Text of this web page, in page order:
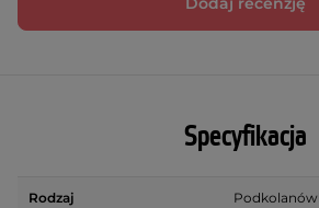
Specyfikacja
Rodzaj